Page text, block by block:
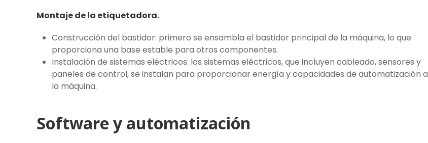
Montaje de la etiquetadora.
Construcción del bastidor: primero se ensambla el bastidor principal de la máquina, lo que
proporciona una base estable para otros componentes.
Instalación de sistemas eléctricos: los sistemas eléctricos, que incluyen cableado, sensores y
paneles de control, se instalan para proporcionar energía y capacidades de automatización a
la máquina.
Software y automatización